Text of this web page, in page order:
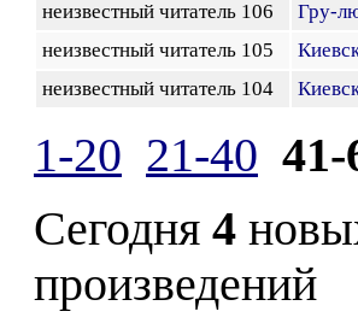
неизвестный читатель 106
Гру-
неизвестный читатель 105
неизвестный читатель 104
1-20 21-40 41-
Сегодня 4
произведений